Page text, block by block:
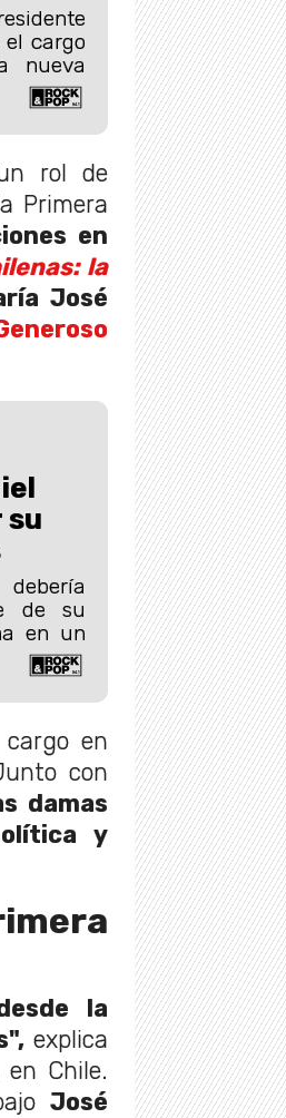
el cargo
nueva
rol de
Primera
en
la
José
su
de su
en un
en
con
damas
y
la
explica
Chile.
José